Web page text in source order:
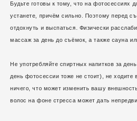
Будьте готовы к тому, что на фотосессиях
устанете, причём сильно. Поэтому перед
отдохнуть и выспаться. Физически
массаж за день до съёмок, а также сауна
Не употребляйте спиртных напитков за
день фотосессии тоже не стоит), не ходите
ничего, что может изменить вашу
волос на фоне стресса может дать